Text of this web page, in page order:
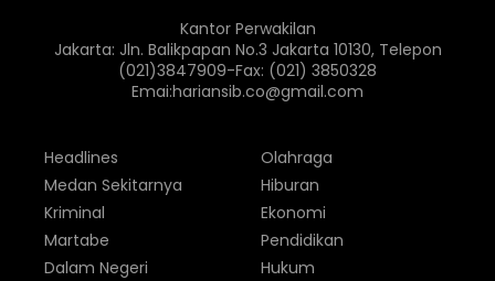
Kantor Perwakilan
Jakarta: Jln. Balikpapan No.3 Jakarta 10130, Telepon
(021)3847909-Fax: (021) 3850328
Emai:hariansib.co@gmail.com
Headlines
Medan Sekitarnya
Kriminal
Martabe
Dalam Negeri
Olahraga
Hiburan
Ekonomi
Pendidikan
Hukum